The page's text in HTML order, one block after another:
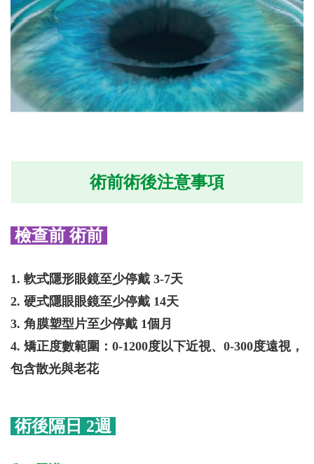
術前術後注意事項
檢查前 術前
1. 軟式隱形眼鏡至少停戴 3-7天
2. 硬式隱眼眼鏡至少停戴 14天
3. 角膜塑型片至少停戴 1個月
4. 矯正度數範圍：0-1200度以下近視、0-300度遠視，
包含散光與老花
術後隔日 2週